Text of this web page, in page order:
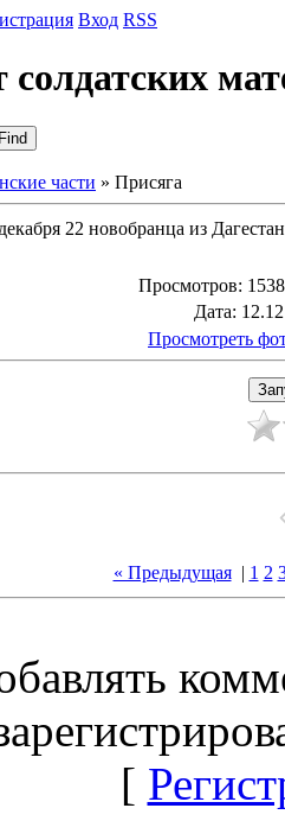
Вход RSS
части » Присяга
22 новобранца из
Просмотров:
Дата:
Просмотреть
« Предыдущая| 1 2
[